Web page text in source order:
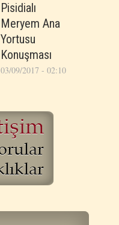
Pisidialı
Meryem Ana
Yortusu
Konuşması
03/09/2017 - 02:10